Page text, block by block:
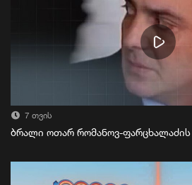
7 თვის
ბრალი ოთარ რომანოვ-ფარცხალაძის